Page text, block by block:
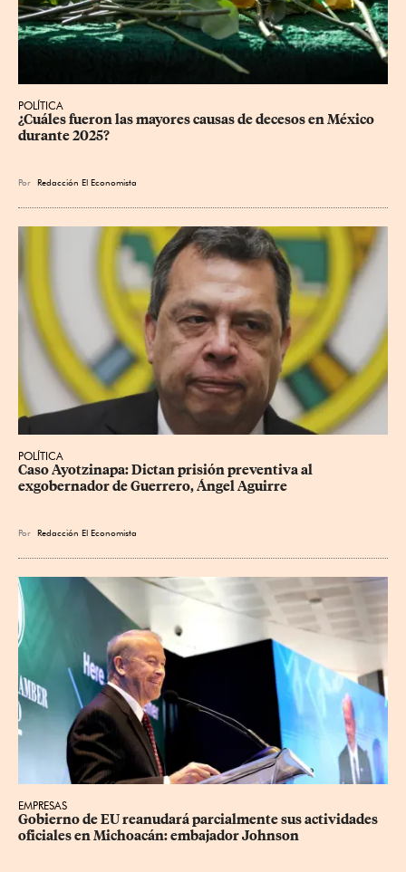
POLÍTICA
¿Cuáles fueron las mayores causas de decesos en México
durante 2025?
Por Redacción El Economista
POLÍTICA
Caso Ayotzinapa: Dictan prisión preventiva al
exgobernador de Guerrero, Ángel Aguirre
Por Redacción El Economista
EMPRESAS
Gobierno de EU reanudará parcialmente sus actividades
oficiales en Michoacán: embajador Johnson